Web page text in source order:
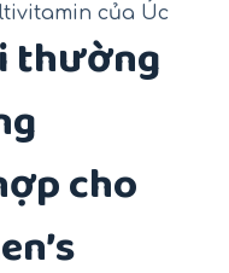
của Úc
thường
cho